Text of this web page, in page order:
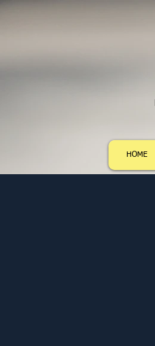
HOME